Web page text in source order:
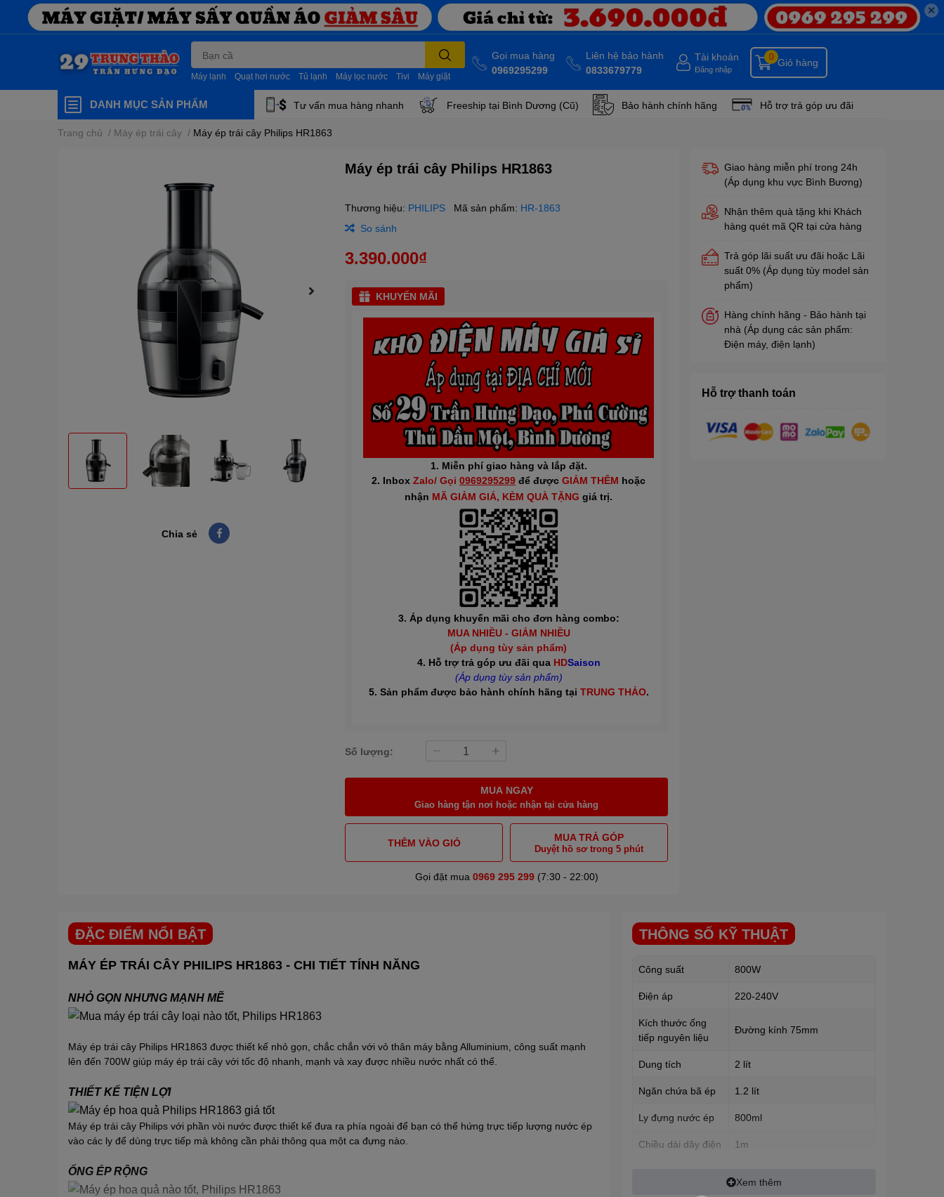
✕
Máy lạnh Quạt hơi nước Tủ lạnh Máy lọc nước Tivi Máy giặt
Gọi mua hàng
0969295299
Liên hệ bảo hành
0833679779
Tài khoản
Đăng nhập
Giỏ hàng
0
DANH MỤC SẢN PHẨM Tư vấn mua hàng nhanh Freeship tại Bình Dương (Cũ) Bảo hành chính hãng Hỗ trợ trả góp ưu đãi
Trang chủ / Máy ép trái cây / Máy ép trái cây Philips HR1863
Chia sẻ
Máy ép trái cây Philips HR1863
Thương hiệu: PHILIPS Mã sản phẩm: HR-1863
So sánh
3.390.000₫
KHUYẾN MÃI
1. Miễn phí giao hàng và lắp đặt.
2. InboxZalo/ Gọi0969295299 để đượcGIẢM THÊM hoặc
nhận MÃ GIẢM GIÁ, KÈM QUÀ TẶNG giá trị.
3. Áp dụng khuyến mãi cho đơn hàng combo:
MUA NHIỀU - GIẢM NHIỀU
(Áp dụng tùy sản phẩm)
4. Hỗ trợ trả góp ưu đãi qua HDSaison
(Áp dụng tùy sản phẩm)
5. Sản phẩm được bảo hành chính hãng tại TRUNG THẢO.
Số lượng:
MUA NGAY
Giao hàng tận nơi hoặc nhận tại cửa hàng
THÊM VÀO GIỎ MUA TRẢ GÓP
Duyệt hồ sơ trong 5 phút
Gọi đặt mua 0969 295 299(7:30 - 22:00)
Giao hàng miễn phí trong 24h
(Áp dụng khu vực Bình Bương)
Nhận thêm quà tặng khi Khách
hàng quét mã QR tại cửa hàng
Trả góp lãi suất ưu đãi hoặc Lãi
suất 0% (Áp dụng tùy model sản
phẩm)
Hàng chính hãng - Bảo hành tại
nhà (Áp dụng các sản phẩm:
Điện máy, điện lạnh)
Hỗ trợ thanh toán
ĐẶC ĐIỂM NỔI BẬT
MÁY ÉP TRÁI CÂY PHILIPS HR1863 - CHI TIẾT TÍNH NĂNG
NHỎ GỌN NHƯNG MẠNH MẼ
Máy ép trái cây Philips HR1863 được thiết kế nhỏ gọn, chắc chắn với vỏ thân máy bằng Alluminium, công suất mạnh
lên đến 700W giúp máy ép trái cây với tốc độ nhanh, mạnh và xay được nhiều nước nhất có thể.
THIẾT KẾ TIỆN LỢI
Máy ép trái cây Philips với phần vòi nước được thiết kế đưa ra phía ngoài để bạn có thể hứng trực tiếp lượng nước ép
vào các ly để dùng trực tiếp mà không cần phải thông qua một ca đựng nào.
ỐNG ÉP RỘNG
THÔNG SỐ KỸ THUẬT
Công suất 800W
Điện áp 220-240V
Kích thước ống
tiếp nguyên liệu
Đường kính 75mm
Dung tích 2 lít
Ngăn chứa bã ép 1.2 lít
Ly đựng nước ép 800ml
Chiều dài dây điện 1m
Xem thêm